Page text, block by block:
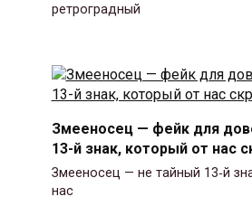
ретроградный
Змееносец — фейк для
13-й знак, который от нас
Змееносец — не тайный 13‑й
нас